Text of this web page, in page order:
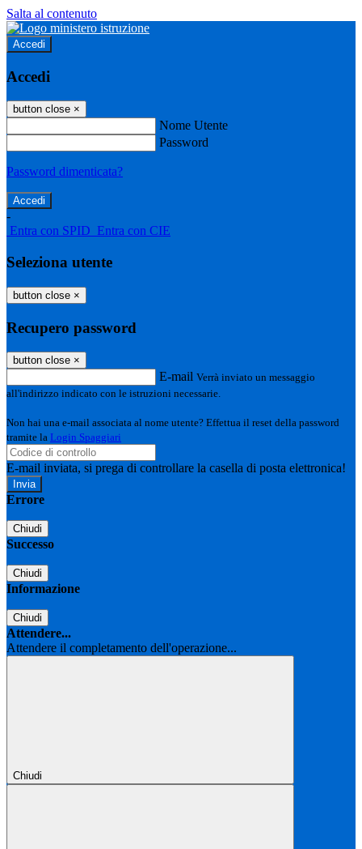
Salta al contenuto
Accedi
Accedi
button close ×
Nome Utente
Password
Password dimenticata?
-
Entra con SPID Entra con CIE
Seleziona utente
button close ×
Recupero password
button close ×
E-mail Verrà inviato un messaggio
all'indirizzo indicato con le istruzioni necessarie.
Non hai una e-mail associata al nome utente? Effettua il reset della password
tramite la Login Spaggiari
E-mail inviata, si prega di controllare la casella di posta elettronica!
Errore
Chiudi
Successo
Chiudi
Informazione
Chiudi
Attendere...
Attendere il completamento dell'operazione...
Chiudi